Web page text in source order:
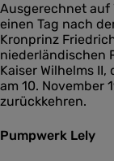
Ausgerechnet auf
einen Tag nach
Kronprinz
niederländischen
Kaiser Wilhelms
am 10. November
zurückkehren.
Pumpwerk Lely